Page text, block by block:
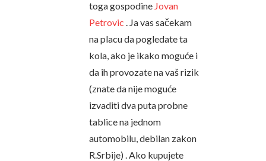
toga gospodine Jovan
Petrovic . Ja vas sačekam
na placu da pogledate ta
kola, ako je ikako moguće i
da ih provozate na vaš rizik
(znate da nije moguće
izvaditi dva puta probne
tablice na jednom
automobilu, debilan zakon
R.Srbije) . Ako kupujete